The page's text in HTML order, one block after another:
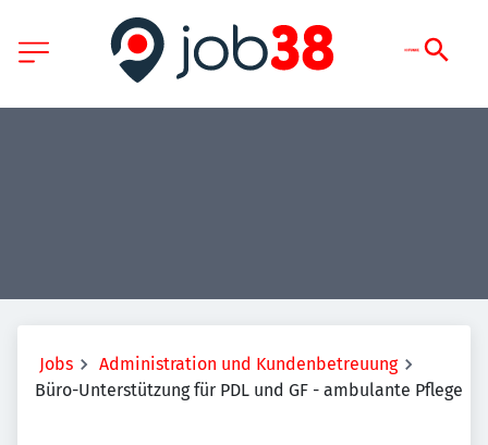
Jobs
Administration und Kundenbetreuung
Büro-Unterstützung für PDL und GF - ambulante Pflege